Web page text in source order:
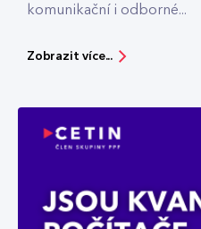
komunikační i odborné...
Zobrazit více...